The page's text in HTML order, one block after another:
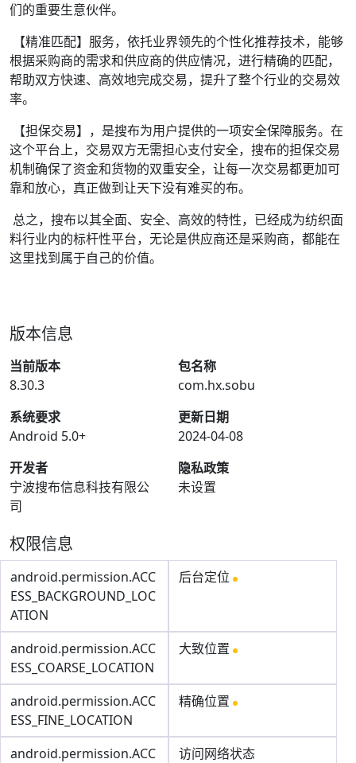
们的重要生意伙伴。
【精准匹配】服务，依托业界领先的个性化推荐技术，能够
根据采购商的需求和供应商的供应情况，进行精确的匹配，
帮助双方快速、高效地完成交易，提升了整个行业的交易效
率。
【担保交易】，是搜布为用户提供的一项安全保障服务。在
这个平台上，交易双方无需担心支付安全，搜布的担保交易
机制确保了资金和货物的双重安全，让每一次交易都更加可
靠和放心，真正做到让天下没有难买的布。
总之，搜布以其全面、安全、高效的特性，已经成为纺织面
料行业内的标杆性平台，无论是供应商还是采购商，都能在
这里找到属于自己的价值。
版本信息
当前版本
8.30.3
包名称
com.hx.sobu
系统要求
Android 5.0+
更新日期
2024-04-08
开发者
宁波搜布信息科技有限公
司
隐私政策
未设置
权限信息
android.permission.ACC
ESS_BACKGROUND_LOC
ATION
后台定位
android.permission.ACC
ESS_COARSE_LOCATION
大致位置
android.permission.ACC
ESS_FINE_LOCATION
精确位置
android.permission.ACC
访问网络状态